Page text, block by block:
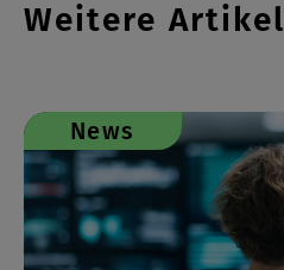
Weitere Artikel
News